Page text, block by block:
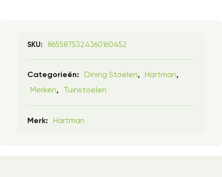
SKU: 8655875324360160452
Categorieën: Dining Stoelen, Hartman,
Merken, Tuinstoelen
Merk: Hartman